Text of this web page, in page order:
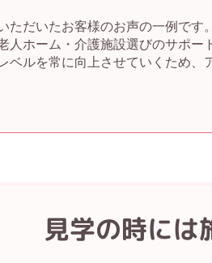
ただいたお客様のお声の一例です。
人ホーム・介護施設選びのサポー
ベルを常に向上させていくため、
見学の時には